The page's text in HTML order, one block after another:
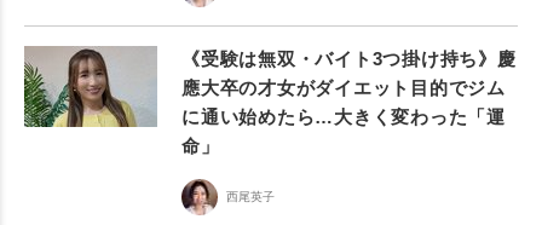
《受験は無双・バイト3つ掛け持ち》慶
應大卒の才女がダイエット目的でジム
に通い始めたら…大きく変わった「運
命」
西尾英子